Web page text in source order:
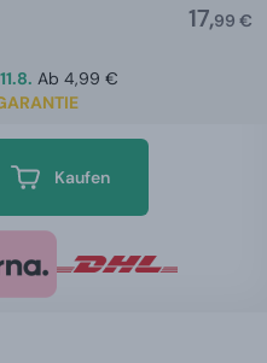
17,99 €
Ab 4,99 €
Kaufen